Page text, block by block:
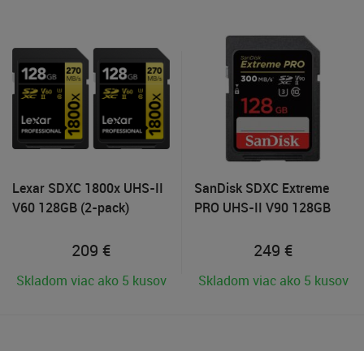
Lexar SDXC 1800x UHS-II
V60 128GB (2-pack)
209 €
Skladom viac ako 5 kusov
SanDisk SDXC Extreme
PRO UHS-II V90 128GB
249 €
Skladom viac ako 5 kusov